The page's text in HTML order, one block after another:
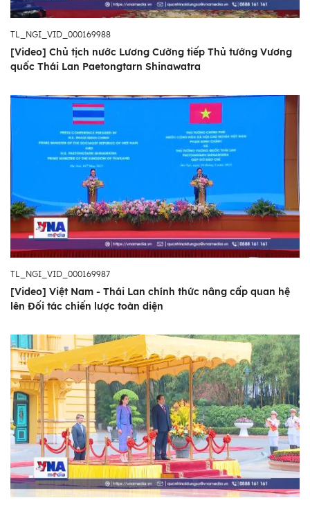
TL_NGI_VID_000169988
[Video] Chủ tịch nước Lương Cường tiếp Thủ tướng Vương
quốc Thái Lan Paetongtarn Shinawatra
TL_NGI_VID_000169987
[Video] Việt Nam - Thái Lan chính thức nâng cấp quan hệ
lên Đối tác chiến lược toàn diện